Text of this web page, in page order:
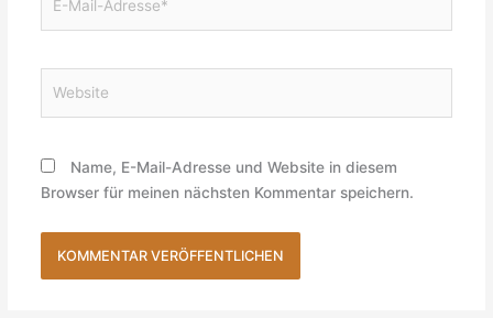
Mail-
Name, E-Mail-Adresse und Website in diesem
Browser für meinen nächsten Kommentar speichern.